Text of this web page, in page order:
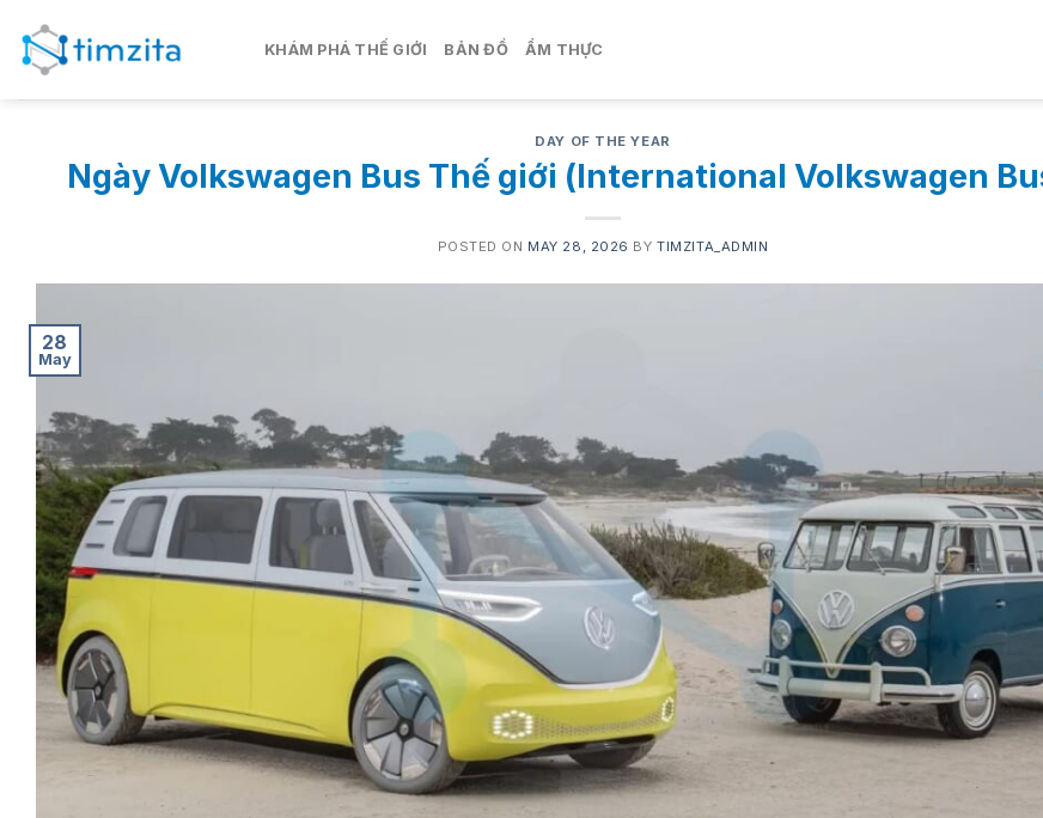
content
KHÁM PHÁ THẾ GIỚI BẢN ĐỒ ẨM THỰC
DAY OF THE YEAR
Ngày Volkswagen Bus Thế giới (International Volkswagen
POSTED ON MAY 28, 2026 BYTIMZITA_ADMIN
28
May